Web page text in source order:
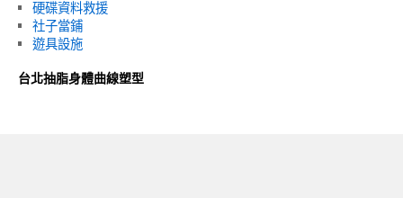
硬碟資料救援
社子當鋪
遊具設施
台北抽脂身體曲線塑型